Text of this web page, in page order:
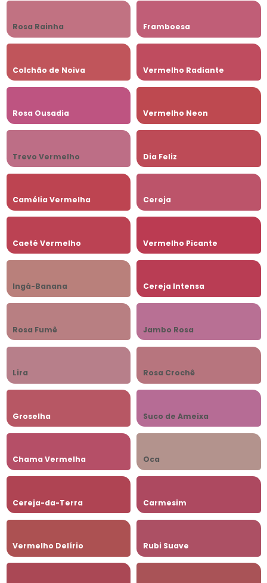
Rosa Rainha Framboesa
Colchão de Noiva Vermelho Radiante
Rosa Ousadia Vermelho Neon
Trevo Vermelho Dia Feliz
Camélia Vermelha Cereja
Caeté Vermelho Vermelho Picante
Ingá-Banana Cereja Intensa
Rosa Fumê Jambo Rosa
Lira Rosa Crochê
Groselha Suco de Ameixa
Chama Vermelha Oca
Cereja-da-Terra Carmesim
Vermelho Delírio Rubi Suave